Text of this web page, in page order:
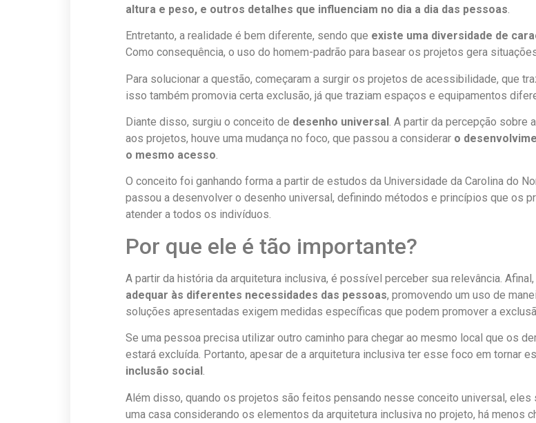
altura e peso, e outros detalhes que influenciam no dia a dia das pessoas
Entretanto, a realidade é bem diferente, sendo que existe uma diversidade de
Como consequência, o uso do homem-padrão para basear os projetos gera
Para solucionar a questão, começaram a surgir os projetos de acessibilidade, que
isso também promovia certa exclusão, já que traziam espaços e equipamentos
Diante disso, surgiu o conceito de desenho universal. A partir da percepção sobre
aos projetos, houve uma mudança no foco, que passou a considerar o
o mesmo acesso.
O conceito foi ganhando forma a partir de estudos da Universidade da Carolina do
passou a desenvolver o desenho universal, definindo métodos e princípios que os
atender a todos os indivíduos.
Por que ele é tão importante?
A partir da história da arquitetura inclusiva, é possível perceber sua relevância. Afinal,
adequar às diferentes necessidades das pessoas, promovendo um uso de
soluções apresentadas exigem medidas específicas que podem promover a
Se uma pessoa precisa utilizar outro caminho para chegar ao mesmo local que os
estará excluída. Portanto, apesar de a arquitetura inclusiva ter esse foco em tornar
inclusão social.
Além disso, quando os projetos são feitos pensando nesse conceito universal, eles
uma casa considerando os elementos da arquitetura inclusiva no projeto, há menos